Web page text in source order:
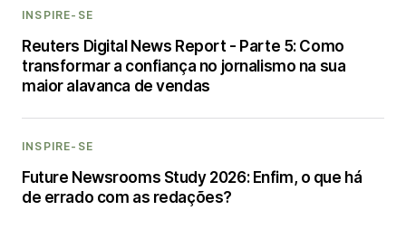
INSPIRE-SE
Reuters Digital News Report - Parte 5: Como
transformar a confiança no jornalismo na sua
maior alavanca de vendas
INSPIRE-SE
Future Newsrooms Study 2026: Enfim, o que há
de errado com as redações?